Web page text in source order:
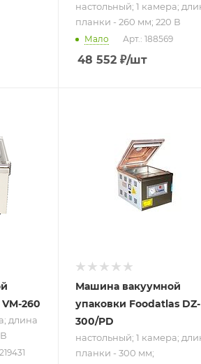
настольный; 1 камера;
планки - 260 мм; 220 В
Мало Арт.: 188569
48 552 ₽/шт
260
длина
камера; длина
планки - 300 мм;
производительность
насоса - 10
м<sup>3</sup>/ч;
Машина вакуумной
упаковки Foodatlas DZ-
300/PD
настольный; 1 камера;
планки - 300 мм;